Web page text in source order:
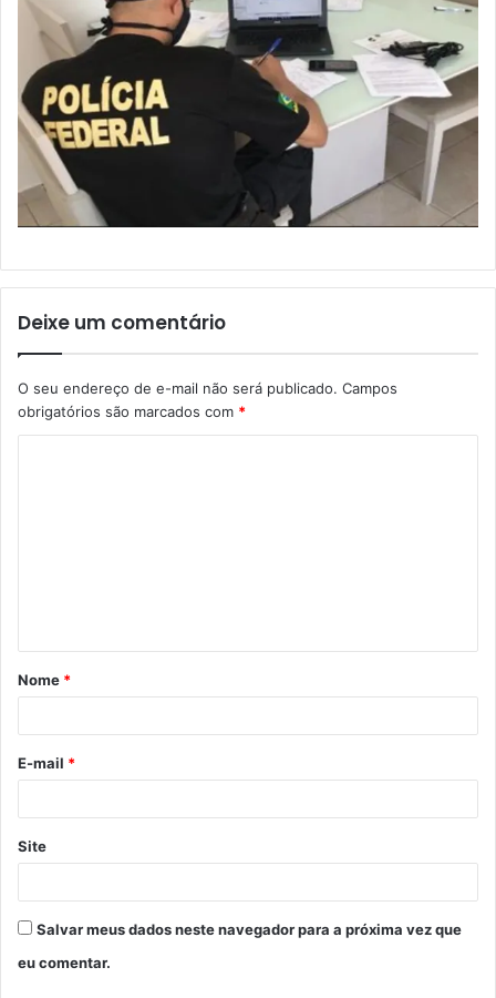
Deixe um comentário
O seu endereço de e-mail não será publicado. Campos
obrigatórios são marcados com *
á
r
*
Nome *
E-mail *
Site
Salvar meus dados neste navegador para a próxima vez que
eu comentar.